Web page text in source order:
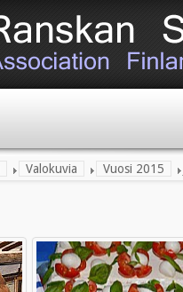
Valokuvia Vuosi 2015